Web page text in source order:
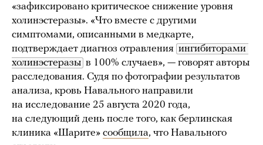
«зафиксировано критическое снижение уровня
холинэстеразы». «Что вместе с другими
симптомами, описанными в медкарте,
подтверждает диагноз отравления ингибиторами
холинэстеразы в 100% случаев», — говорят авторы
расследования. Судя по фотографии результатов
анализа, кровь Навального направили
на исследование 25 августа 2020 года,
на следующий день после того, как берлинская
клиника «Шарите» сообщила, что Навального